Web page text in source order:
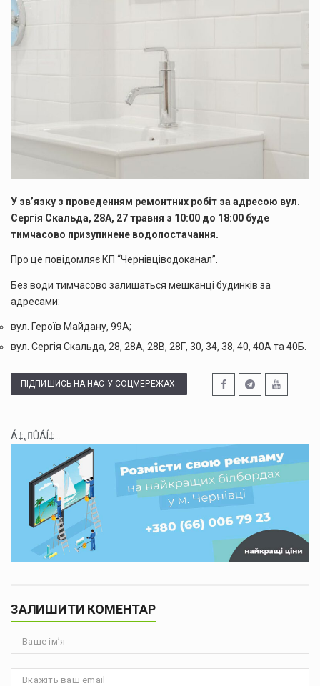
У зв’язку з проведенням ремонтних робіт за адресою вул.
Сергія Скальда, 28А, 27 травня з 10:00 до 18:00 буде
тимчасово призупинене водопостачання.
Про це повідомляє КП “Чернівціводоканал”.
Без води тимчасово залишаться мешканці будинків за
адресами:
вул. Героїв Майдану, 99А;
вул. Сергія Скальда, 28, 28А, 28В, 28Г, 30, 34, 38, 40, 40А та 40Б.
ПІДПИШИСЬ НА НАС У СОЦМЕРЕЖАХ:
Á‡„ÛÁÍ‡...
ЗАЛИШИТИ КОМЕНТАР